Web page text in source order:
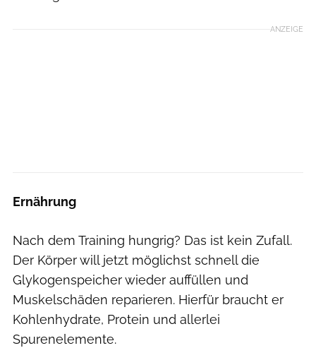
ANZEIGE
Ernährung
Nach dem Training hungrig? Das ist kein Zufall.
Der Körper will jetzt möglichst schnell die
Glykogenspeicher wieder auffüllen und
Muskelschäden reparieren. Hierfür braucht er
Kohlenhydrate, Protein und allerlei
Spurenelemente.